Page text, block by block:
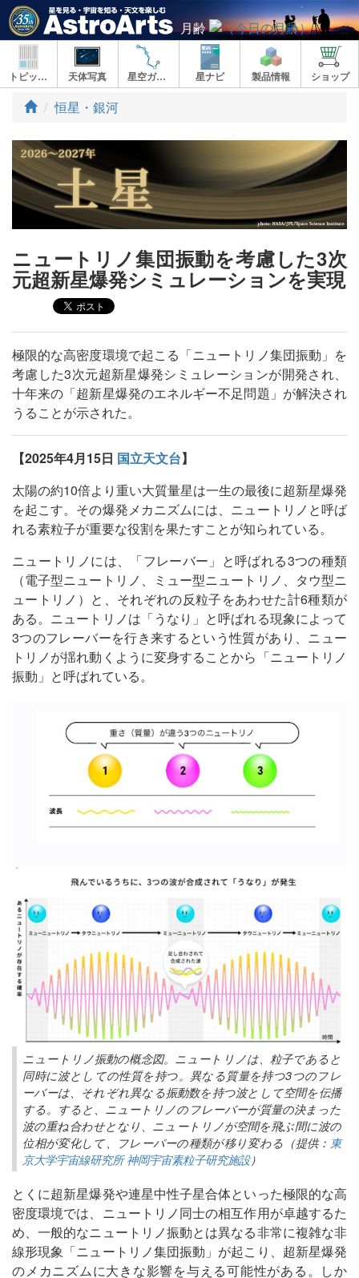
月齢
トピックス 天体写真 星空ガイド 星ナビ 製品情報 ショップ
ト
プ
恒星・銀河
ニュートリノ集団振動を考慮した3次
元超新星爆発シミュレーションを実現
極限的な高密度環境で起こる「ニュートリノ集団振動」を
考慮した3次元超新星爆発シミュレーションが開発され、
十年来の「超新星爆発のエネルギー不足問題」が解決され
うることが示された。
【2025年4月15日 国立天文台】
太陽の約10倍より重い大質量星は一生の最後に超新星爆発
を起こす。その爆発メカニズムには、ニュートリノと呼ば
れる素粒子が重要な役割を果たすことが知られている。
ニュートリノには、「フレーバー」と呼ばれる3つの種類
（電子型ニュートリノ、ミュー型ニュートリノ、タウ型ニ
ュートリノ）と、それぞれの反粒子をあわせた計6種類が
ある。ニュートリノは「うなり」と呼ばれる現象によって
3つのフレーバーを行き来するという性質があり、ニュー
トリノが揺れ動くように変身することから「ニュートリノ
振動」と呼ばれている。
ニュートリノ振動の概念図。ニュートリノは、粒子であると
同時に波としての性質を持つ。異なる質量を持つ3つのフレ
ーバーは、それぞれ異なる振動数を持つ波として空間を伝播
する。すると、ニュートリノのフレーバーが質量の決まった
波の重ね合わせとなり、ニュートリノが空間を飛ぶ間に波の
位相が変化して、フレーバーの種類が移り変わる（提供： 東
京大学宇宙線研究所 神岡宇宙素粒子研究施設）
とくに超新星爆発や連星中性子星合体といった極限的な高
密度環境では、ニュートリノ同士の相互作用が卓越するた
め、一般的なニュートリノ振動とは異なる非常に複雑な非
線形現象「ニュートリノ集団振動」が起こり、超新星爆発
のメカニズムに大きな影響を与える可能性がある。しか